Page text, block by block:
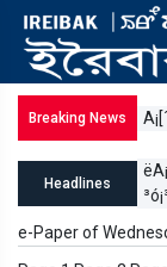
Breaking News
Headlines
e-Paper of